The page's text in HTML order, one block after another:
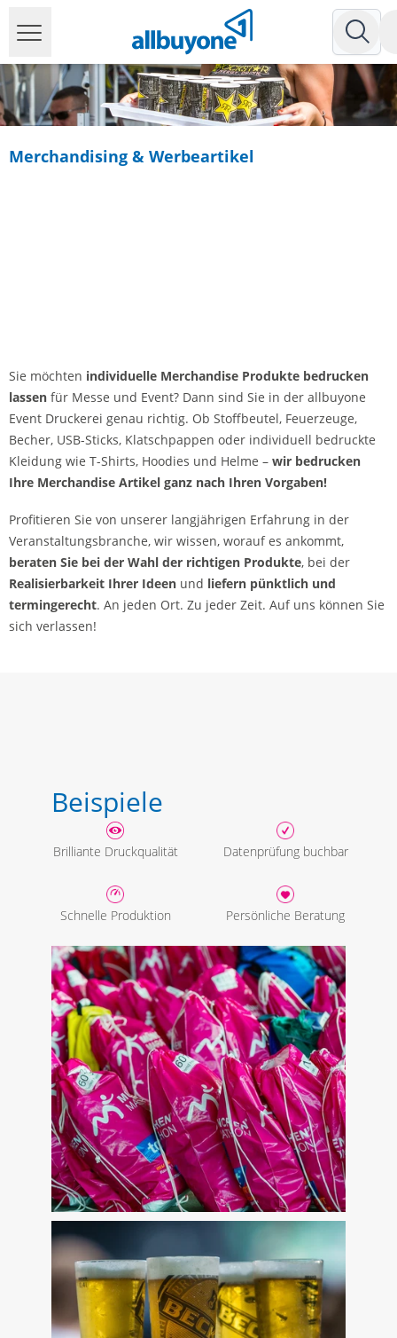
Merchandising & Werbeartikel
Sie möchten individuelle Merchandise Produkte bedrucken
lassen für Messe und Event? Dann sind Sie in der allbuyone
Event Druckerei genau richtig. Ob Stoffbeutel, Feuerzeuge,
Becher, USB-Sticks, Klatschpappen oder individuell bedruckte
Kleidung wie T-Shirts, Hoodies und Helme – wir bedrucken
Ihre Merchandise Artikel ganz nach Ihren Vorgaben!
Profitieren Sie von unserer langjährigen Erfahrung in der
Veranstaltungsbranche, wir wissen, worauf es ankommt,
beraten Sie bei der Wahl der richtigen Produkte, bei der
Realisierbarkeit Ihrer Ideen und liefern pünktlich und
termingerecht. An jeden Ort. Zu jeder Zeit. Auf uns können Sie
sich verlassen!
Beispiele
Brilliante Druckqualität Datenprüfung buchbar
Schnelle Produktion Persönliche Beratung